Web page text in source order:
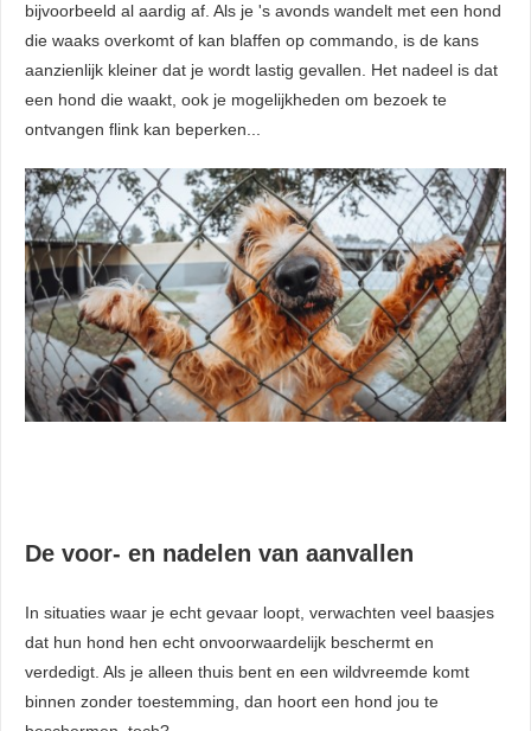
bijvoorbeeld al aardig af. Als je 's avonds wandelt met een hond
die waaks overkomt of kan blaffen op commando, is de kans
aanzienlijk kleiner dat je wordt lastig gevallen. Het nadeel is dat
een hond die waakt, ook je mogelijkheden om bezoek te
ontvangen flink kan beperken...
De voor- en nadelen van aanvallen
In situaties waar je echt gevaar loopt, verwachten veel baasjes
dat hun hond hen echt onvoorwaardelijk beschermt en
verdedigt. Als je alleen thuis bent en een wildvreemde komt
binnen zonder toestemming, dan hoort een hond jou te